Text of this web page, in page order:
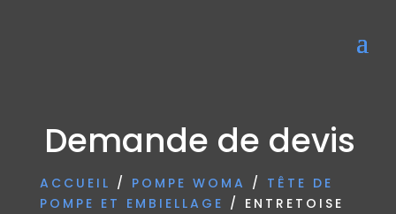
Demande de devis
ACCUEIL / POMPE WOMA / TÊTE DE
POMPE ET EMBIELLAGE / ENTRETOISE